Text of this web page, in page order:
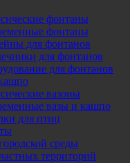
фонтаны
фонтаны
для фонтанов
для фонтанов
для фонтанов
вазоны
вазы и кашпо
для птиц
среды
территорий